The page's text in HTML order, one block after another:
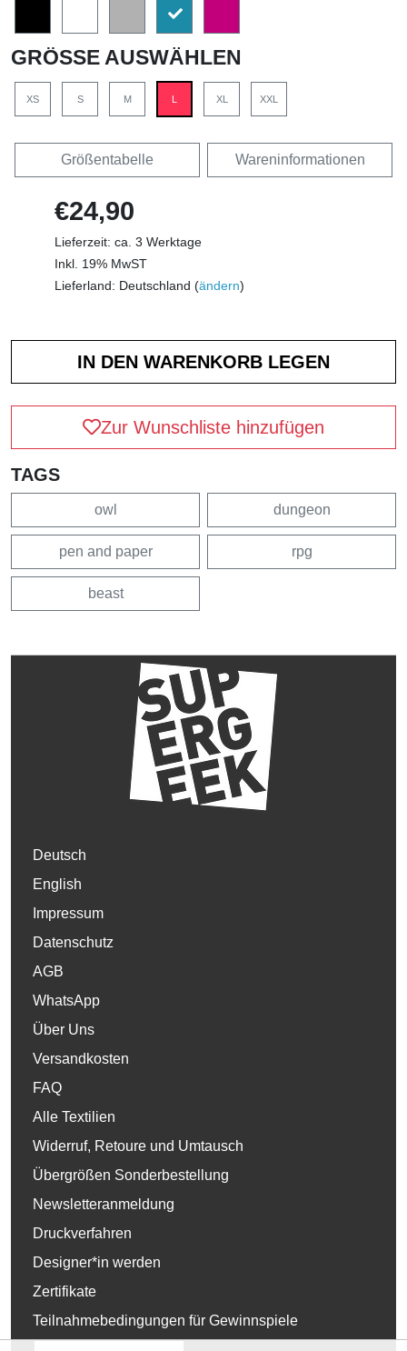
GRÖSSE AUSWÄHLEN
XS S M L XL XXL
Größentabelle Wareninformationen
€24,90
Lieferzeit: ca. 3 Werktage
Inkl. 19% MwST
Lieferland: Deutschland (ändern)
Zur Wunschliste hinzufügen
TAGS
owl dungeon
pen and paper rpg
beast
Deutsch
English
Impressum
Datenschutz
AGB
WhatsApp
Über Uns
Versandkosten
FAQ
Alle Textilien
Widerruf, Retoure und Umtausch
Übergrößen Sonderbestellung
Newsletteranmeldung
Druckverfahren
Designer*in werden
Zertifikate
Teilnahmebedingungen für Gewinnspiele